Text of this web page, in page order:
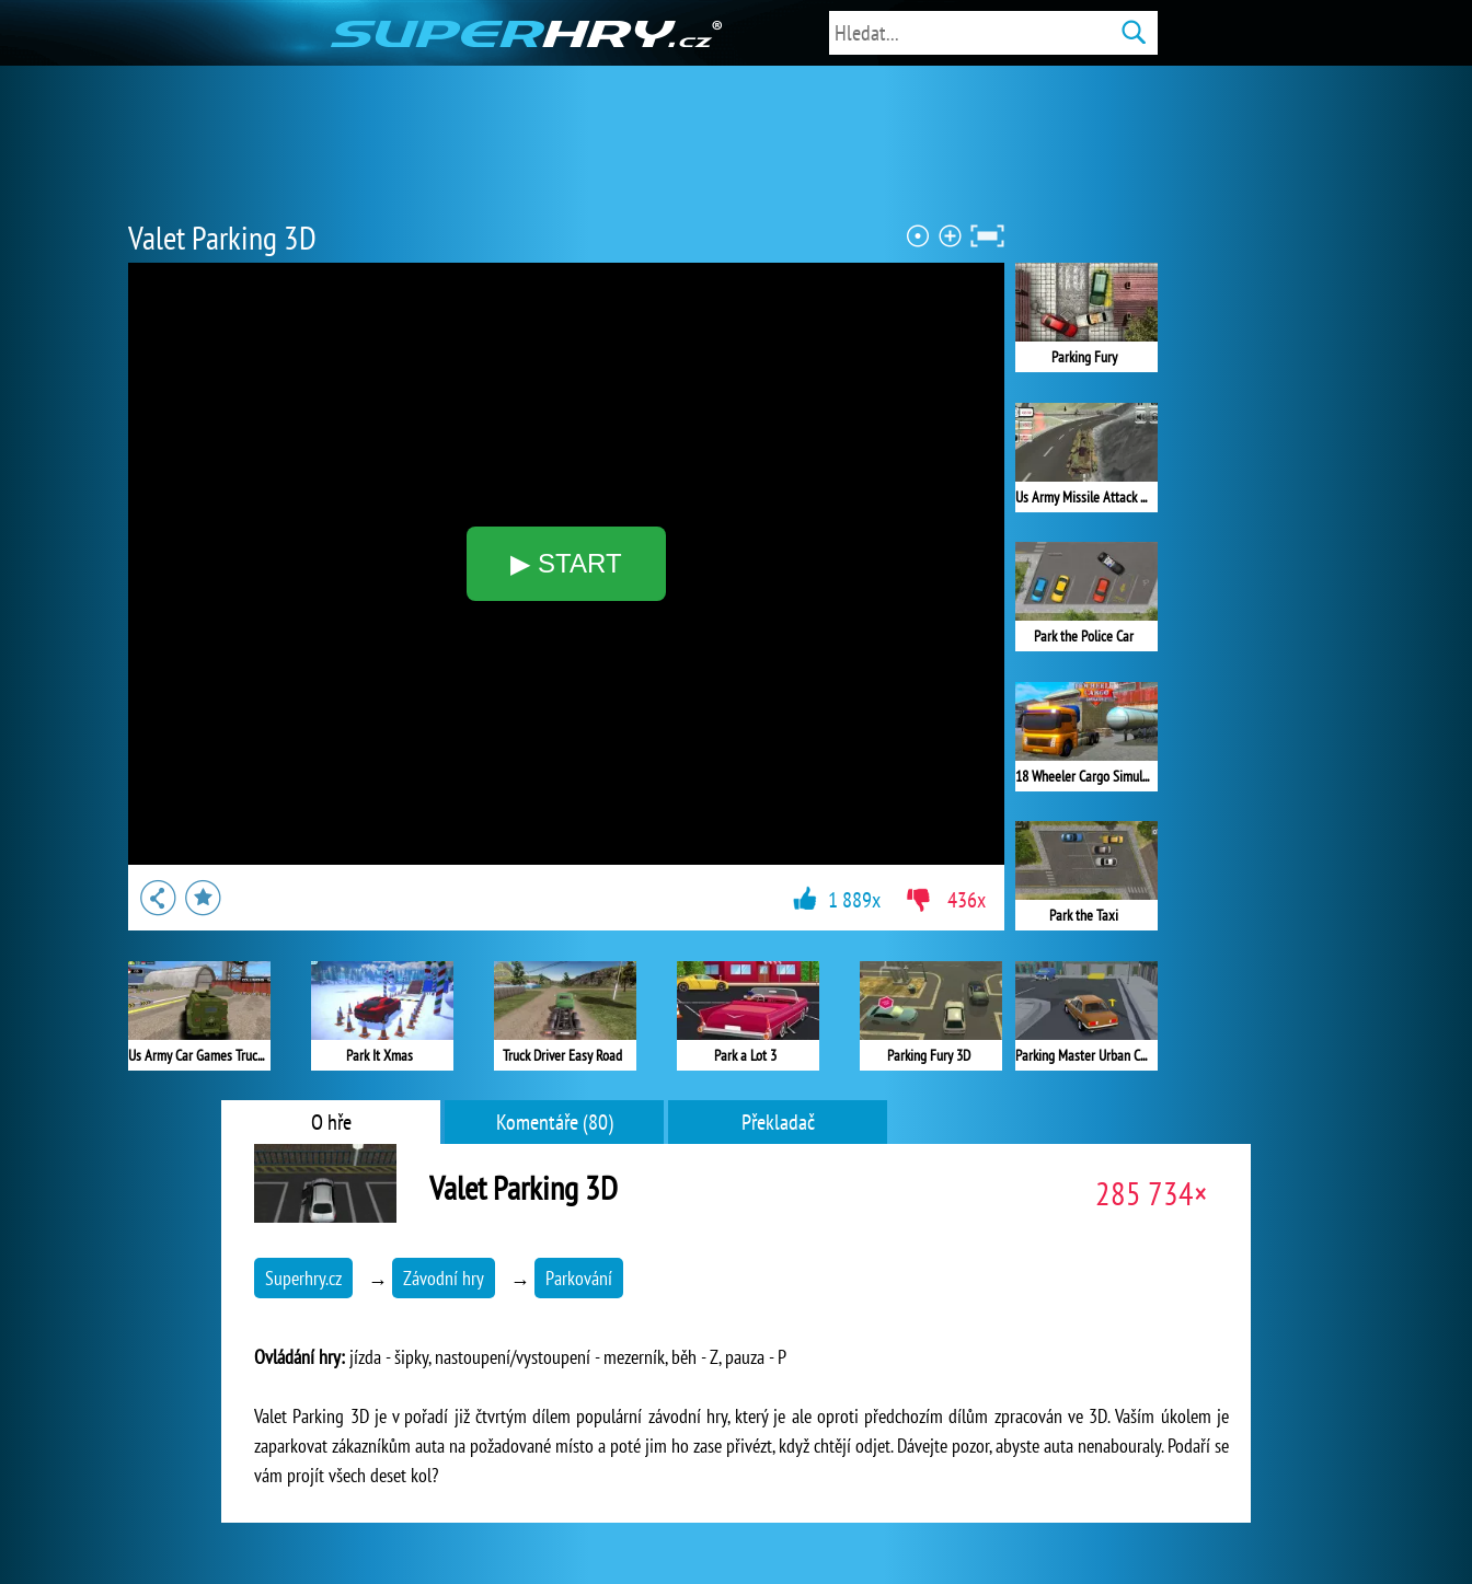
Valet Parking 3D
▶ START
Parking Fury
Us Army Missile Attack Army Truck Driving
Park the Police Car
18 Wheeler Cargo Simulator 2
Park the Taxi
Parking Master Urban Challenges
Us Army Car Games Truck Driving Park It Xmas Truck Driver Easy Road Park a Lot 3 Parking Fury 3D
1 889x 436x
O hře Komentáře (80) Překladač
Valet Parking 3D 285 734×
Superhry.cz → Závodní hry → Parkování
Ovládání hry: jízda - šipky, nastoupení/vystoupení - mezerník, běh - Z, pauza - P
Valet Parking 3D je v pořadí již čtvrtým dílem populární závodní hry, který je ale oproti předchozím dílům zpracován ve 3D. Vaším úkolem je
zaparkovat zákazníkům auta na požadované místo a poté jim ho zase přivézt, když chtějí odjet. Dávejte pozor, abyste auta nenabouraly. Podaří se
vám projít všech deset kol?